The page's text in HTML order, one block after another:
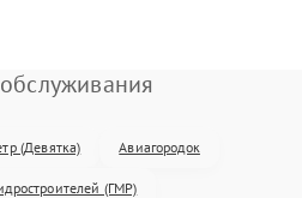
(Девятка) Авиагородок
(ГМР)